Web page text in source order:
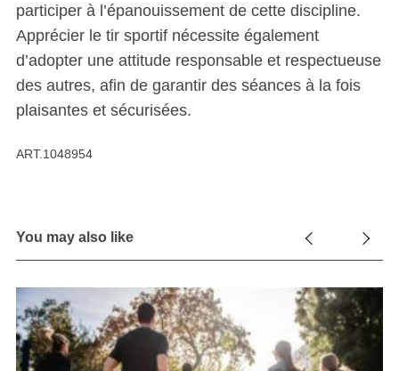
participer à l’épanouissement de cette discipline.
Apprécier le tir sportif nécessite également
d’adopter une attitude responsable et respectueuse
des autres, afin de garantir des séances à la fois
plaisantes et sécurisées.
ART.1048954
You may also like